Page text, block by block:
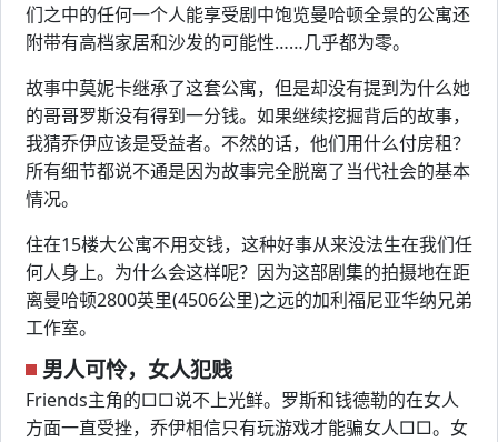
们之中的任何一个人能享受剧中饱览曼哈顿全景的公寓还
附带有高档家居和沙发的可能性……几乎都为零。
故事中莫妮卡继承了这套公寓，但是却没有提到为什么她
的哥哥罗斯没有得到一分钱。如果继续挖掘背后的故事，
我猜乔伊应该是受益者。不然的话，他们用什么付房租？
所有细节都说不通是因为故事完全脱离了当代社会的基本
情况。
住在15楼大公寓不用交钱，这种好事从来没法生在我们任
何人身上。为什么会这样呢？因为这部剧集的拍摄地在距
离曼哈顿2800英里(4506公里)之远的加利福尼亚华纳兄弟
工作室。
男人可怜，女人犯贱
Friends主角的□□说不上光鲜。罗斯和钱德勒的在女人
方面一直受挫，乔伊相信只有玩游戏才能骗女人□□。女